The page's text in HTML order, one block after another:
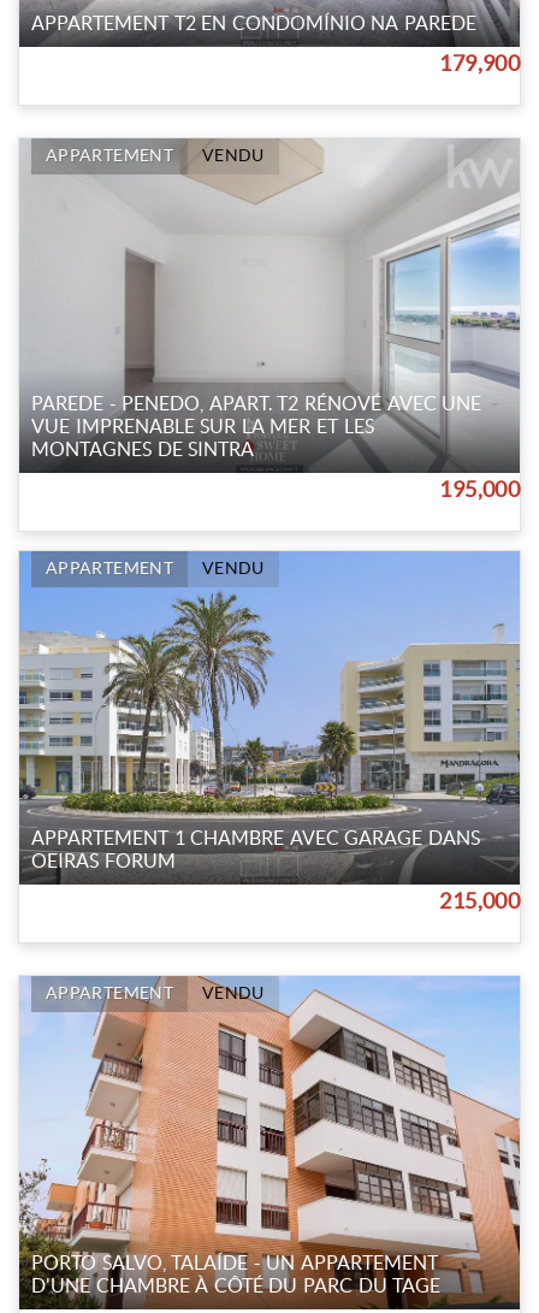
APPARTEMENT T2 EN CONDOMÍNIO NA PAREDE
179,900
APPARTEMENT VENDU
PAREDE - PENEDO, APART. T2 RÉNOVÉ AVEC UNE
VUE IMPRENABLE SUR LA MER ET LES
MONTAGNES DE SINTRA
195,000
APPARTEMENT VENDU
APPARTEMENT 1 CHAMBRE AVEC GARAGE DANS
OEIRAS FORUM
215,000
APPARTEMENT VENDU
PORTO SALVO, TALAÍDE - UN APPARTEMENT
D'UNE CHAMBRE À CÔTÉ DU PARC DU TAGE